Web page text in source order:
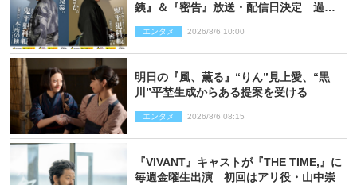
銕』＆『密告』放送・配信日決定 過去
エンタメ 2026/8/6 10:00
明日の『風、薫る』“りん”見上愛、“黒
川”平埜生成からある提案を受ける
エンタメ 2026/8/6 08:15
『VIVANT』キャストが『THE TIME,』に
毎週金曜生出演 初回はアリ役・山中崇